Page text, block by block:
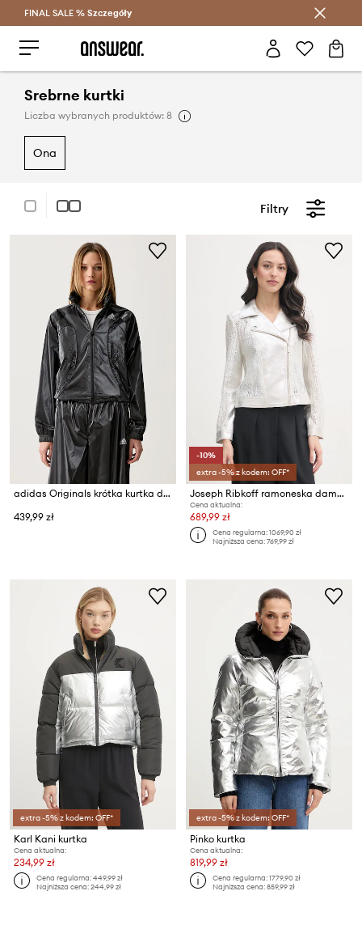
Oszczędzaj z Answear Club >
FINAL SALE % Szczegóły
Srebrne kurtki
Liczba wybranych produktów: 8
ona
Filtry
adidas Originals krótka kurtka damska F50 TRACKTOP
439,99 zł
-10%
extra -5% z kodem: OFF*
Joseph Ribkoff ramoneska damska
Cena aktualna:
689,99 zł
Cena regularna:1069,90 zł
Najniższa cena:769,99 zł
extra -5% z kodem: OFF*
Karl Kani kurtka
Cena aktualna:
234,99 zł
Cena regularna:449,99 zł
Najniższa cena:244,99 zł
extra -5% z kodem: OFF*
Pinko kurtka
Cena aktualna:
819,99 zł
Cena regularna:1779,90 zł
Najniższa cena:859,99 zł